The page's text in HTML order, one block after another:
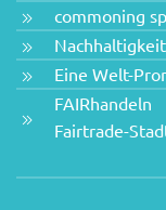
commoning
Eine Welt-
FAIRhandeln
Fairtrade-